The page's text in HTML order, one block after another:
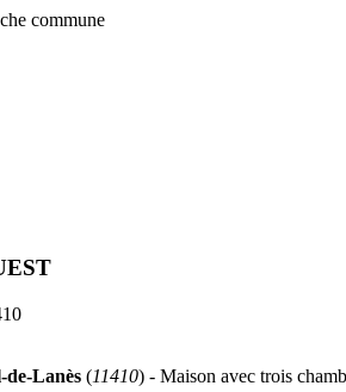
commune
Lanès (11410) - Maison avec trois